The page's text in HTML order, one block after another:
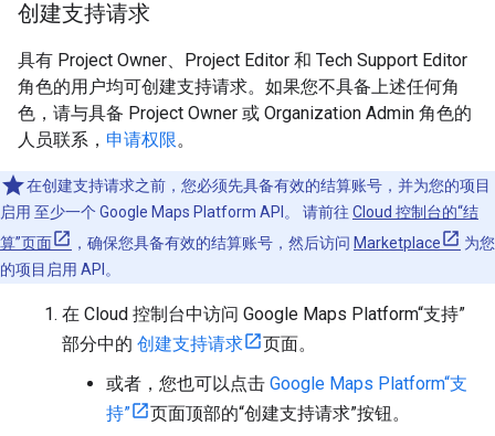
创建支持请求
具有 Project Owner、Project Editor 和 Tech Support Editor
角色的用户均可创建支持请求。如果您不具备上述任何角
色，请与具备 Project Owner 或 Organization Admin 角色的
人员联系， 申请权限。
在创建支持请求之前，您必须先具备有效的结算账号，并为您的项目
启用 至少一个 Google Maps Platform API。 请前往 Cloud 控制台的“结
算”页面
，确保您具备有效的结算账号，然后访问 Marketplace
为您
的项目启用 API。
在 Cloud 控制台中访问 Google Maps Platform“支持”
部分中的 创建支持请求
页面。
或者，您也可以点击 Google Maps Platform“支
持”
页面顶部的“创建支持请求”按钮。